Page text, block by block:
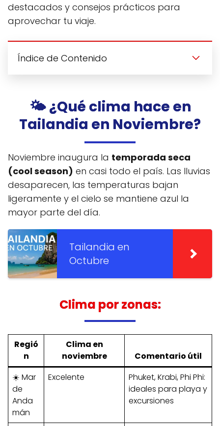
destacados y consejos prácticos para
aprovechar tu viaje.
Índice de Contenido
🌤️ ¿Qué clima hace en
Tailandia en Noviembre?
Noviembre inaugura la temporada seca
(cool season) en casi todo el país. Las lluvias
desaparecen, las temperaturas bajan
ligeramente y el cielo se mantiene azul la
mayor parte del día.
Tailandia en
Octubre
Clima por zonas:
Regió
n
Clima en
noviembre
Comentario útil
☀️ Mar
de
Anda
mán
Excelente
Phuket, Krabi, Phi Phi:
ideales para playa y
excursiones